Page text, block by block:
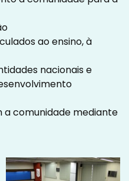
ao ensino, à
nacionais e
comunidade mediante